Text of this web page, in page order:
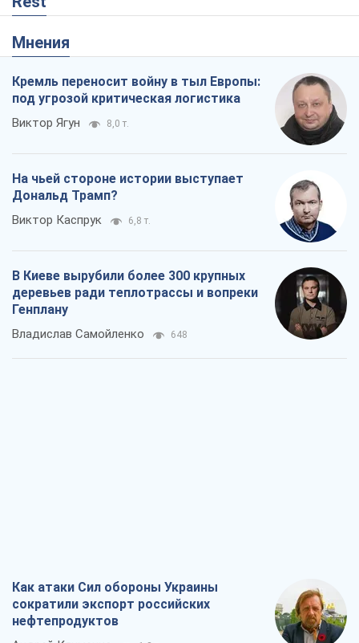
Мнения
Кремль переносит войну в тыл Европы:
под угрозой критическая логистика
Виктор Ягун 8,0 т.
На чьей стороне истории выступает
Дональд Трамп?
Виктор Каспрук 6,8 т.
В Киеве вырубили более 300 крупных
деревьев ради теплотрассы и вопреки
Генплану
Владислав Самойленко 648
Как атаки Сил обороны Украины
сократили экспорт российских
нефтепродуктов